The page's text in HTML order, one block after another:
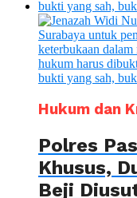
Hukum dan
Polres
Khusus,
Beji